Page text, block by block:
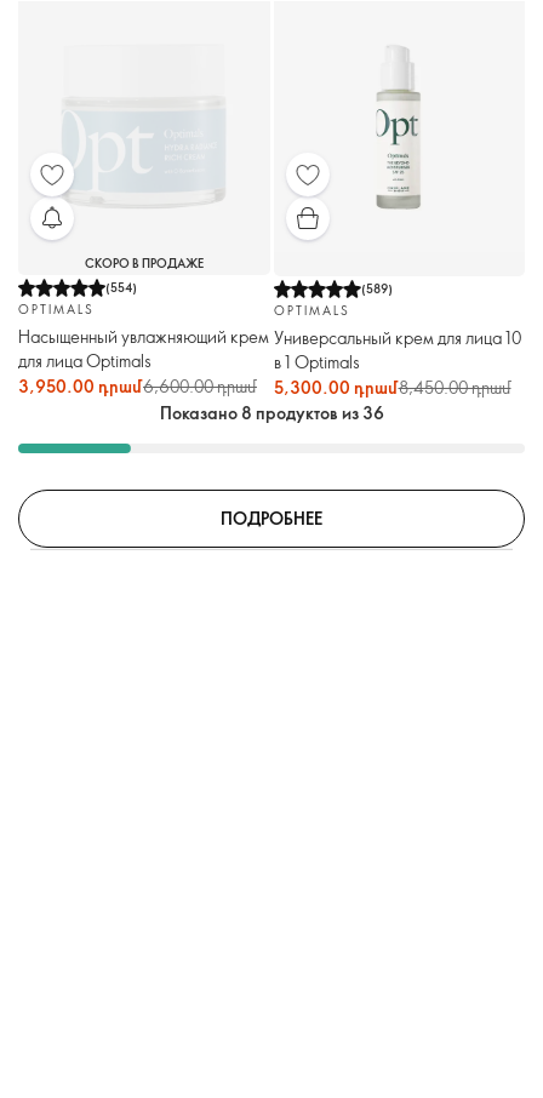
СКОРО В ПРОДАЖЕ
(554)
OPTIMALS
Насыщенный увлажняющий крем
для лица Optimals
3,950.00 դրամ6,600.00 դրամ
(589)
OPTIMALS
Универсальный крем для лица 10
в 1 Optimals
5,300.00 դրամ8,450.00 դրամ
Показано 8 продуктов из 36
ПОДРОБНЕЕ